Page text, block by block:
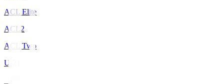
ACL Elite
ACL2
ACL Two
U-21